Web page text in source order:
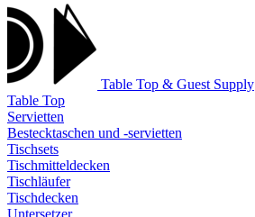
Table Top & Guest Supply
Table Top
Servietten
Bestecktaschen und -servietten
Tischsets
Tischmitteldecken
Tischläufer
Tischdecken